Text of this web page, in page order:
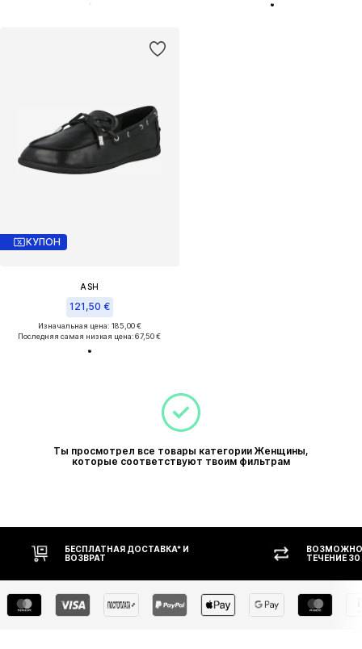
КУПОН
ASH
121,50 €
Изначальная цена: 185,00 €
Последняя самая низкая цена:67,50 €
Ты просмотрел все товары категории Женщины,
которые соответствуют твоим фильтрам
БЕСПЛАТНАЯ ДОСТАВКА* И
ВОЗВРАТ
ТЕЧЕНИЕ 30